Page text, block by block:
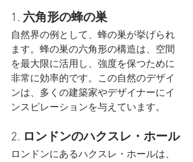
1. 六角形の蜂の巣
自然界の例として、蜂の巣が挙げられ
ます。蜂の巣の六角形の構造は、空間
を最大限に活用し、強度を保つために
非常に効率的です。この自然のデザイ
ンは、多くの建築家やデザイナーにイ
ンスピレーションを与えています。
2. ロンドンのハクスレ・ホール
ロンドンにあるハクスレ・ホールは、